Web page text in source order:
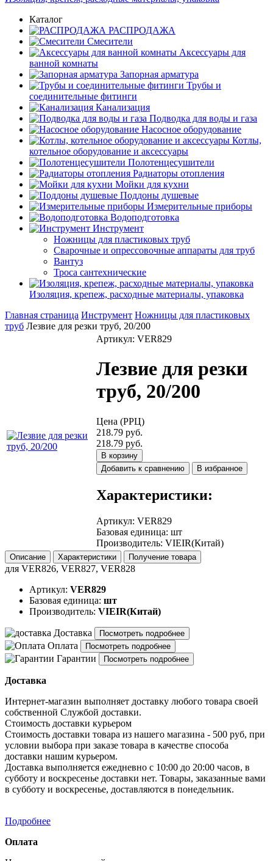
Каталог
РАСПРОДАЖА
Смесители
Аксессуары для
ванной комнаты
Запорная арматура
Трубы и
соединительные фитинги
Канализация
Подводка для воды и газа
Насосное оборудование
Котлы,
котельное оборудование и аксессуары
Полотенцесушители
Радиаторы отопления
Мойки для кухни
Поддоны душевые
Измерительные приборы
Водоподготовка
Инструмент
Ножницы для пластиковых труб
Сварочные и опрессовочные аппараты для труб
Вантуз
Троса сантехнические
Изоляция, крепеж, расходные материалы, упаковка
Главная страница Инструмент Ножницы для пластиковых
труб Лезвие для резки труб, 20/200
Артикул: VER829
Лезвие для резки
труб, 20/200
Цена (РРЦ)
218.79 руб.
218.79 руб.
В корзину
Добавить к сравнению
В избранное
Характеристики:
Артикул: VER829
Базовая единица: шт
Производитель: VIEIR(Китай)
Описание Характеристики Получение товара
для VER826, VER827, VER828
Артикул: VER829
Базовая единица: шт
Производитель: VIEIR(Китай)
Доставка Посмотреть подробнее
Оплата Посмотреть подробнее
Гарантии Посмотреть подробнее
Доставка
Интернет-магазин выполняет доставку любого товара своей
собственной Службой доставки.
Стоимость доставки курьером
Стоимость доставки товара из нашего магазина - 500 руб, при
условии выбора при заказе товара в качестве способа
доставки нашим курьером.
Доставка выполняется ежедневно с 10:00 до 20:00 часов, в
субботу и воскресенье доставки нет. Товары, заказанные вами
в субботу и воскресенье, доставляются в понедельник.
Подробнее
Оплата